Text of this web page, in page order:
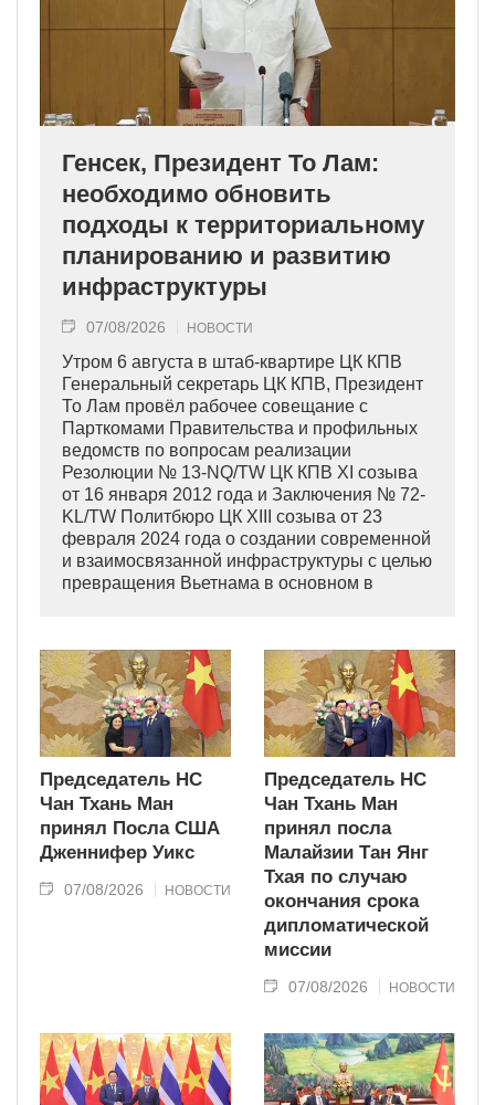
Генсек, Президент То Лам:
необходимо обновить
подходы к территориальному
планированию и развитию
инфраструктуры
07/08/2026 НОВОСТИ
Утром 6 августа в штаб-квартире ЦК КПВ
Генеральный секретарь ЦК КПВ, Президент
То Лам провёл рабочее совещание с
Парткомами Правительства и профильных
ведомств по вопросам реализации
Резолюции № 13-NQ/TW ЦК КПВ XI созыва
от 16 января 2012 года и Заключения № 72-
KL/TW Политбюро ЦК XIII созыва от 23
февраля 2024 года о создании современной
и взаимосвязанной инфраструктуры с целью
превращения Вьетнама в основном в
Председатель НС
Чан Тхань Ман
принял Посла США
Дженнифер Уикс
07/08/2026 НОВОСТИ
Председатель НС
Чан Тхань Ман
принял посла
Малайзии Тан Янг
Тхая по случаю
окончания срока
дипломатической
миссии
07/08/2026 НОВОСТИ